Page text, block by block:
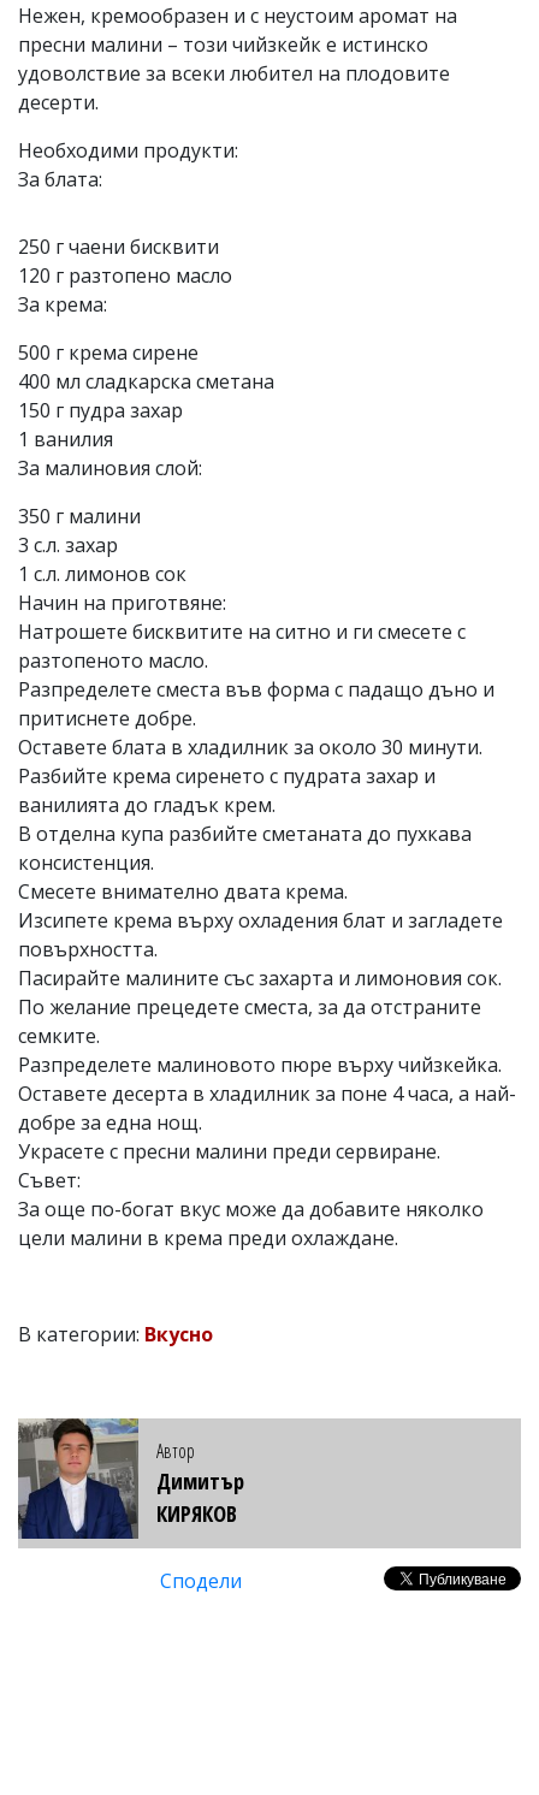
откриете
обиден
за
вас
коментар,
сигнализирайте
ни!
Нежен, кремообразен и с неустоим аромат на
пресни малини – този чийзкейк е истинско
удоволствие за всеки любител на плодовите
десерти.
Необходими продукти:
За блата:
250 г чаени бисквити
120 г разтопено масло
За крема:
500 г крема сирене
400 мл сладкарска сметана
150 г пудра захар
1 ванилия
За малиновия слой:
350 г малини
3 с.л. захар
1 с.л. лимонов сок
Начин на приготвяне:
Натрошете бисквитите на ситно и ги смесете с
разтопеното масло.
Разпределете сместа във форма с падащо дъно и
притиснете добре.
Оставете блата в хладилник за около 30 минути.
Разбийте крема сиренето с пудрата захар и
ванилията до гладък крем.
В отделна купа разбийте сметаната до пухкава
консистенция.
Смесете внимателно двата крема.
Изсипете крема върху охладения блат и загладете
повърхността.
Пасирайте малините със захарта и лимоновия сок.
По желание прецедете сместа, за да отстраните
семките.
Разпределете малиновото пюре върху чийзкейка.
Оставете десерта в хладилник за поне 4 часа, а най-
добре за една нощ.
Украсете с пресни малини преди сервиране.
Съвет:
За още по-богат вкус може да добавите няколко
цели малини в крема преди охлаждане.
В категории: Вкусно
Автор
Димитър
КИРЯКОВ
Сподели